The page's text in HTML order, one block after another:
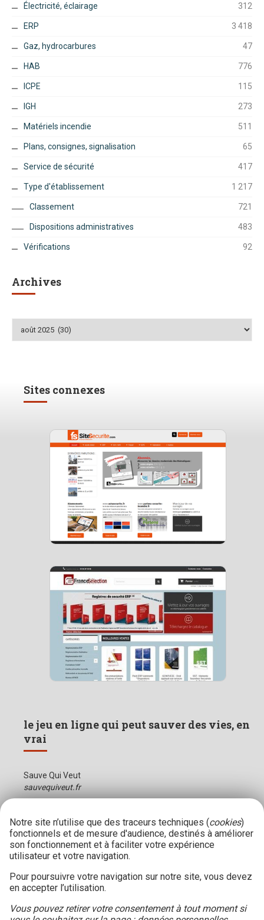
Électricité, éclairage 312
ERP 3 418
Gaz, hydrocarbures 47
HAB 776
ICPE 115
IGH 273
Matériels incendie 511
Plans, consignes, signalisation 65
Service de sécurité 417
Type d'établissement 1 217
Classement 721
Dispositions administratives 483
Vérifications 92
Archives
Archives
Sites connexes
le jeu en ligne qui peut sauver des vies, en
vrai
Sauve Qui Veut
sauvequiveut.fr
Notre site n’utilise que des traceurs techniques (cookies)
fonctionnels et de mesure d'audience, destinés à améliorer
son fonctionnement et à faciliter votre expérience
utilisateur et votre navigation.
Pour poursuivre votre navigation sur notre site, vous devez
en accepter l’utilisation.
Vous pouvez retirer votre consentement à tout moment si